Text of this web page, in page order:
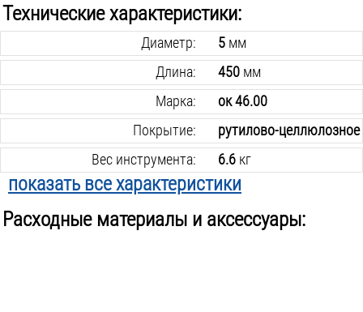
Технические характеристики:
Диаметр: 5мм
Длина:
450мм
Марка:
ок 46.00
Покрытие:
рутилово-целлюлозное
Вес инструмента:
6.6кг
показать все характеристики
Расходные материалы и аксессуары: